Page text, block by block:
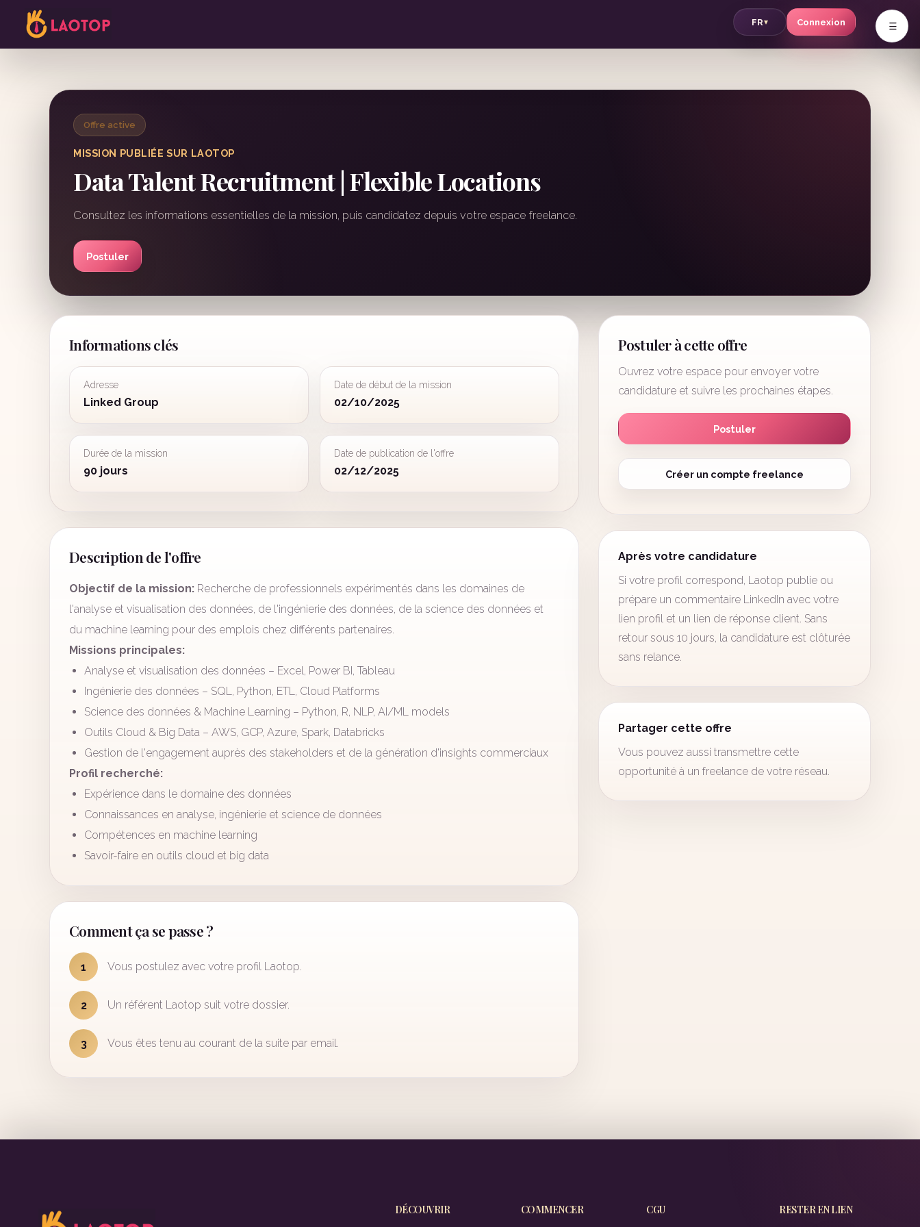
FR▾ Connexion v
Offre active
MISSION PUBLIÉE SUR LAOTOP
Data Talent Recruitment | Flexible Locations
Consultez les informations essentielles de la mission, puis candidatez depuis votre espace freelance.
Postuler
Informations clés
Adresse
Linked Group
Date de début de la mission
02/10/2025
Durée de la mission
90 jours
Date de publication de l'offre
02/12/2025
Description de l'offre
Objectif de la mission: Recherche de professionnels expérimentés dans les domaines de
l'analyse et visualisation des données, de l'ingénierie des données, de la science des données et
du machine learning pour des emplois chez différents partenaires.
Missions principales:
Analyse et visualisation des données – Excel, Power BI, Tableau
Ingénierie des données – SQL, Python, ETL, Cloud Platforms
Science des données & Machine Learning – Python, R, NLP, AI/ML models
Outils Cloud & Big Data – AWS, GCP, Azure, Spark, Databricks
Gestion de l'engagement auprès des stakeholders et de la génération d'insights commerciaux
Profil recherché:
Expérience dans le domaine des données
Connaissances en analyse, ingénierie et science de données
Compétences en machine learning
Savoir-faire en outils cloud et big data
Comment ça se passe ?
1 Vous postulez avec votre profil Laotop.
2 Un référent Laotop suit votre dossier.
3 Vous êtes tenu au courant de la suite par email.
Postuler à cette offre
Ouvrez votre espace pour envoyer votre
candidature et suivre les prochaines étapes.
Postuler
Créer un compte freelance
Après votre candidature
Si votre profil correspond, Laotop publie ou
prépare un commentaire LinkedIn avec votre
lien profil et un lien de réponse client. Sans
retour sous 10 jours, la candidature est clôturée
sans relance.
Partager cette offre
Vous pouvez aussi transmettre cette
opportunité à un freelance de votre réseau.
DÉCOUVRIR COMMENCER CGU RESTER EN LIEN